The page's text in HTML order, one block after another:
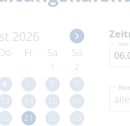
2026
Do Fr Sa So
1
2
6 7 8
9
13 14 15
16
20 21 22 23
von